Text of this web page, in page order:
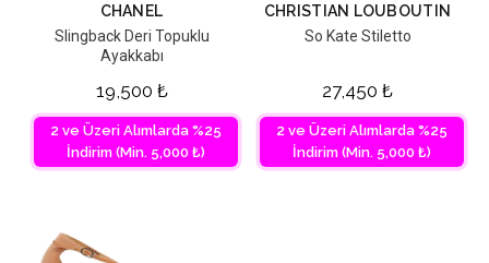
CHANEL
Slingback Deri Topuklu
Ayakkabı
19,500 ₺
2 ve Üzeri Alımlarda %25
İndirim (Min. 5,000 ₺)
CHRISTIAN LOUBOUTIN
So Kate Stiletto
27,450 ₺
2 ve Üzeri Alımlarda %25
İndirim (Min. 5,000 ₺)